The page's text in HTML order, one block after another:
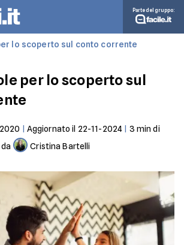
Parte del gruppo:
lo scoperto sul conto corrente
per lo scoperto sul
Aggiornato il 22-11-2024 3 min di
Cristina Bartelli